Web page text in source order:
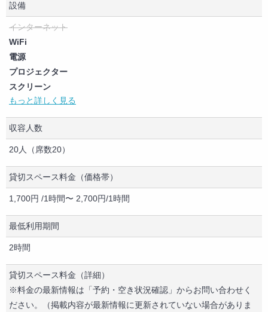
商用利用可
撮影可
大音量イベント可
設備
インターネット
WiFi
電源
プロジェクター
スクリーン
ホワイトボード
パソコン
コピー機
テレビ
テレビ・モニター（HDMI端子あり）
DVDプレーヤー
CDプレーヤー
テーブル
椅子
キッチン
冷蔵庫
電子レンジ
もっと詳しく見る
収容人数
20人（席数20）
貸切スペース料金（価格帯）
1,700円 /1時間〜 2,700円/1時間
最低利用期間
2時間
貸切スペース料金（詳細）
※料金の最新情報は「予約・空き状況確認」からお問い合わせく
ださい。（掲載内容が最新情報に更新されていない場合がありま